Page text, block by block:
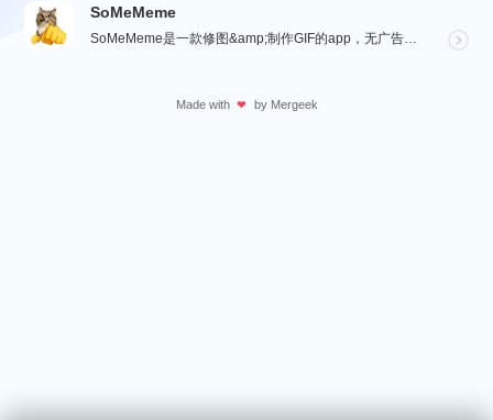
SoMeMeme
SoMeMeme是一款修图&amp;制作GIF的app，无广告，无水印，专注于修图和将你相册中的视频...
Made with ❤ by Mergeek